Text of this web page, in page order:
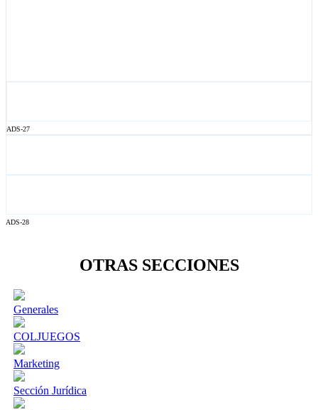
ADS-27
ADS-28
OTRAS SECCIONES
Generales
COLJUEGOS
Marketing
Sección Jurídica